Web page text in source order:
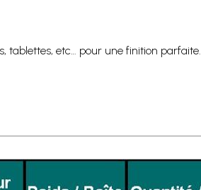
tablettes, etc… pour une finition parfaite.